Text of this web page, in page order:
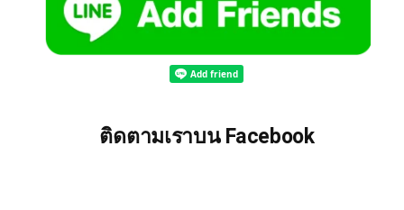
ติดตามเราบน Facebook